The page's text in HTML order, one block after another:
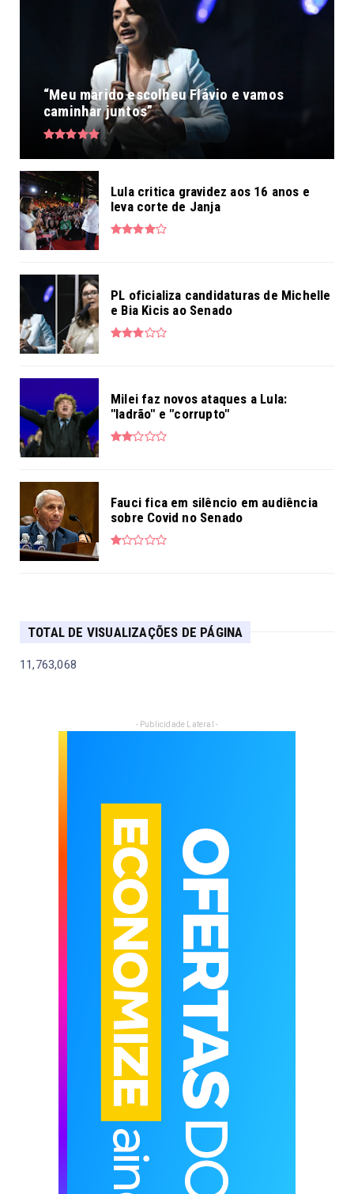
“Meu marido escolheu Flávio e vamos
caminhar juntos”
Lula critica gravidez aos 16 anos e
leva corte de Janja
PL oficializa candidaturas de Michelle
e Bia Kicis ao Senado
Milei faz novos ataques a Lula:
"ladrão" e "corrupto"
Fauci fica em silêncio em audiência
sobre Covid no Senado
TOTAL DE VISUALIZAÇÕES DE PÁGINA
11,763,068
- Publicidade Lateral -